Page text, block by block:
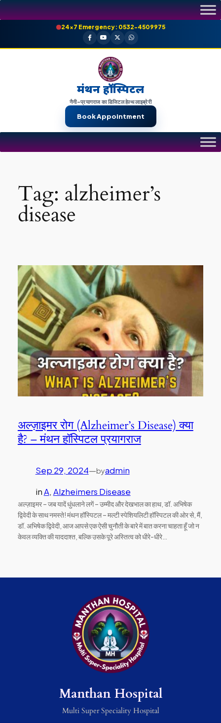
Skip
to
24×7 Emergency: 0532-4509975
मंथन हॉस्पिटल
नैनी-प्रयागराज का डिजिटल हेल्थ लाइब्रेरी
Book Appointment
Tag: alzheimer’s
disease
अल्ज़ाइमर रोग (Alzheimer’s Disease) क्या
है? – मंथन हॉस्पिटल प्रयागराज
Sep 29, 2024—byadmin
inA, Alzheimers Disease
अल्ज़ाइमर – जब यादें धुंधलाने लगें – उम्मीद और देखभाल का हाथ, डॉ. अभिषेक
द्विवेदी के साथ नमस्ते! मंथन हॉस्पिटल – मल्टी स्पेशियलिटी हॉस्पिटल की ओर से, मैं,
डॉ. अभिषेक द्विवेदी, आज आपसे एक ऐसी चुनौती के बारे में बात करना चाहता हूँ जो न
केवल व्यक्ति की याददाश्त, बल्कि उसके पूरे अस्तित्व को धीरे-धीरे…
Manthan Hospital
Multi Super Speciality Hospital